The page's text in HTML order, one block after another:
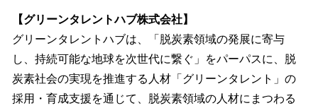
【グリーンタレントハブ株式会社】
グリーンタレントハブは、「脱炭素領域の発展に寄与
し、持続可能な地球を次世代に繋ぐ」をパーパスに、脱
炭素社会の実現を推進する人材「グリーンタレント」の
採用・育成支援を通じて、脱炭素領域の人材にまつわる